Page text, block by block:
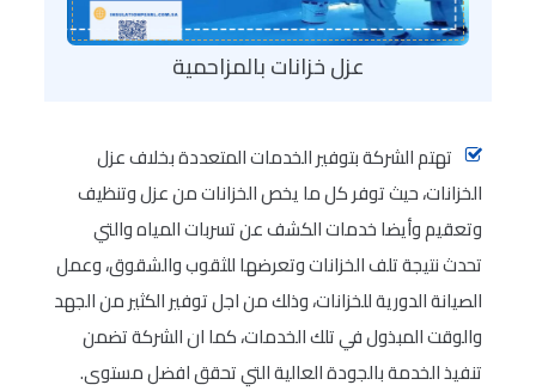
عزل خزانات بالمزاحمية
تهتم الشركة بتوفير الخدمات المتعددة بخلاف عزل
الخزانات، حيث توفر كل ما يخص الخزانات من عزل وتنظيف
وتعقيم وأيضا خدمات الكشف عن تسربات المياه والتي
تحدث نتيجة تلف الخزانات وتعرضها للثقوب والشقوق، وعمل
الصيانة الدورية للخزانات، وذلك من اجل توفير الكثير من الجهد
والوقت المبذول في تلك الخدمات، كما ان الشركة تضمن
تنفيذ الخدمة بالجودة العالية التي تحقق افضل مستوى.